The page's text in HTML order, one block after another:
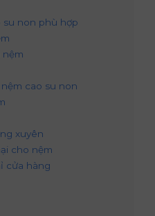
su non phù hợp
nệm
cao su non
xuyên
cho nệm
cửa hàng